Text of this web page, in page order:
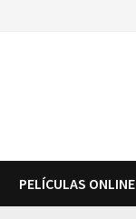
PELÍCULAS ONLINE